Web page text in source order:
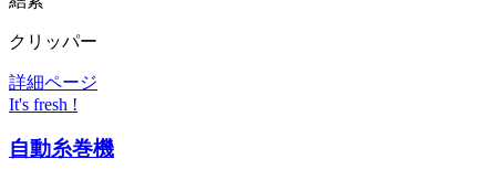
クリッパー
詳細ページ
It's fresh !
自動糸巻機